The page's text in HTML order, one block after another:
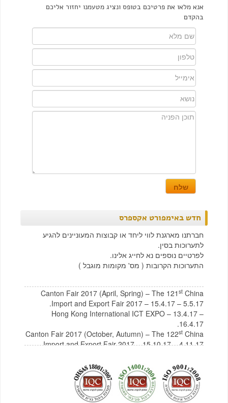
אנא מלאו את פרטיכם בטופס ונציג מטעמנו יחזור אליכם
בהקדם
חדש באימפורט אקספרס
חברתנו מארגנת לווי ליחד או קבוצות המעוניינים להגיע
לתערוכות בסין.
לפרטיים נוספים נא לחייג אלינו.
התערוכות הקרובות ( מס' מקומות מוגבל )
Canton Fair 2017 (April, Spring) – The 121 stChina
Import and Export Fair 2017 – 15.4.17 – 5.5.17.
Hong Kong International ICT EXPO – 13.4.17 –
16.4.17.
Canton Fair 2017 (October, Autumn) – The 122 stChina
Import and Export Fair 2017 – 15.10.17 – 4.11.17
לצפייה בקטלוג רהיטים מסיןלחץ כאן